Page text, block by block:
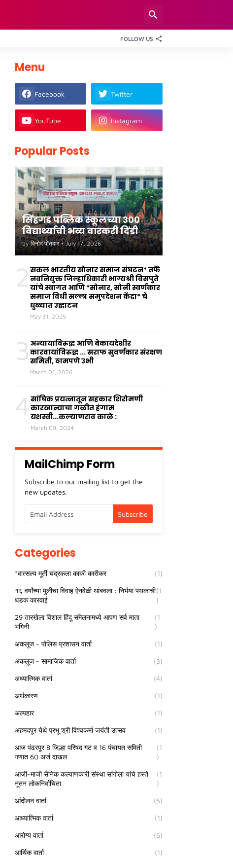
FOLLOW US
Menu
Facebook Twitter
YouTube Instagram
Popular Posts
सिंहगड पब्लिक स्कूलच्या ३००
विद्यार्थ्यांची भव्य वारकरी दिंडी
by विनोद पोतदार • July 17, 2026
2 सकल भारतीय सोनार समाज संघटन* तर्फे
नवनियुक्त जिल्हाधिकारी भाग्यश्री विसपुते
यांचे स्वागत आणि *सोनार, सोनी स्वर्णकार
समाज विधी सल्ला समुपदेशन केंद्रा* चे
धुळ्यात उद्घाटन
May 31, 2025
3 अन्यायाविरुद्ध आणि बेकायदेशीर
कारवायांविरुद्ध ... सराफ सुवर्णकार संरक्षण
समिती, ठामपणे उभी
March 01, 2026
4 सांघिक प्रयत्नातून सहकार शिरोमणी
कारखान्याचा गळीत हंगाम
यशस्वी...कल्याणराव काळे :
March 09, 2024
MailChimp Form
Subscribe to our mailing list to get the
new updates.
Categories
*वात्सल्य मूर्ती चंद्रकला काकी कारीकर (1)
१६ वर्षांच्या मुलीचा विवाह ऐनवेळी थांबवला : निर्भया पथकाची
धडक कारवाई
(1
)
29 तारखेला विशाल हिंदू संमेलनामध्ये आपण सर्व माता
भगिनी
(1
)
अकलूज - पोलिस प्रशासन वार्ता (1)
अकलूज - सामाजिक वार्ता (3)
अध्यात्मिक वार्ता (4)
अर्थकारण (1)
अल्पहार (1)
अहमदपूर येथे प्रभू श्री विश्वकर्मा जयंती उत्सव (1)
आज पंढरपूर 8 जिल्हा परिषद गट व 16 पंचायत समिती
गणात 60 अर्ज दाखल
(1
)
आजी-माजी सैनिक कल्याणकारी संस्था सांगोला यांचे हस्ते
नूतन लोकनिर्वाचिता
(1
)
आंदोलन वार्ता (6)
आध्यात्मिक वार्ता (1)
आरोग्य वार्ता (6)
आर्थिक वार्ता (1)